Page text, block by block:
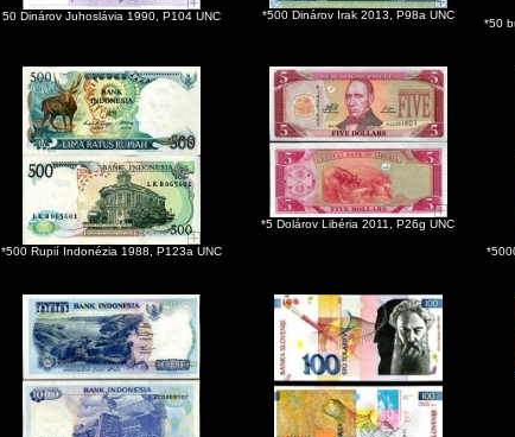
50 Dinárov Juhoslávia 1990, P104 UNC *500 Dinárov Irak 2013, P98a UNC
*50
*500 Rupií Indonézia 1988, P123a UNC
*5 Dolárov Libéria 2011, P26g UNC